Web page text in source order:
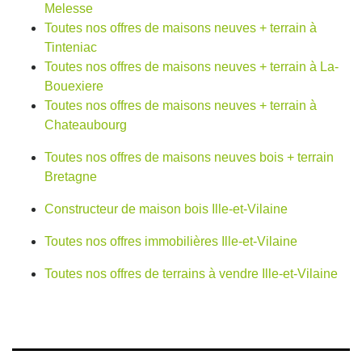
Melesse
Toutes nos offres de maisons neuves + terrain à
Tinteniac
Toutes nos offres de maisons neuves + terrain à La-
Bouexiere
Toutes nos offres de maisons neuves + terrain à
Chateaubourg
Toutes nos offres de maisons neuves bois + terrain
Bretagne
Constructeur de maison bois Ille-et-Vilaine
Toutes nos offres immobilières Ille-et-Vilaine
Toutes nos offres de terrains à vendre Ille-et-Vilaine